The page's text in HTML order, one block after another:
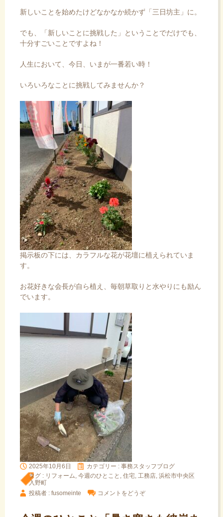
新しいことを始めたけどなかなか続かず「三日坊主」に。
でも、「新しいことに挑戦した」ということでだけでも、
十分すごいことですよね！
人生において、今日、いまが一番若い時！
いろいろなことに挑戦してみませんか？
掲示板の下には、カラフルな花が花壇に植えられていま
す。
お花好きな会長が自ら植え、毎朝草取りと水やりにも励ん
でいます。
2025年10月6日 カテゴリー : 事務スタッフブログ
タグ : リフォーム 今週のひとこと 住宅 工務店 浜松市中央区
入野町
投稿者 : fusomeinte
コメントをどうぞ